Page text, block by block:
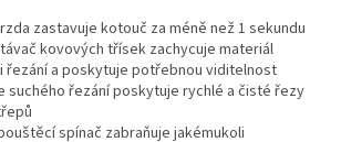
zastavuje kotouč za méně než 1 sekundu
kovových třísek zachycuje materiál
řezání a poskytuje potřebnou viditelnost
suchého řezání poskytuje rychlé a čisté řezy
spínač zabraňuje jakémukoli